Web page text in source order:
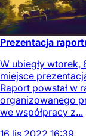
Prezentacja
W ubiegły wtorek,
miejsce
Raport powstał w
organizowanego
we współpracy z...
16 lis 2022 16:39